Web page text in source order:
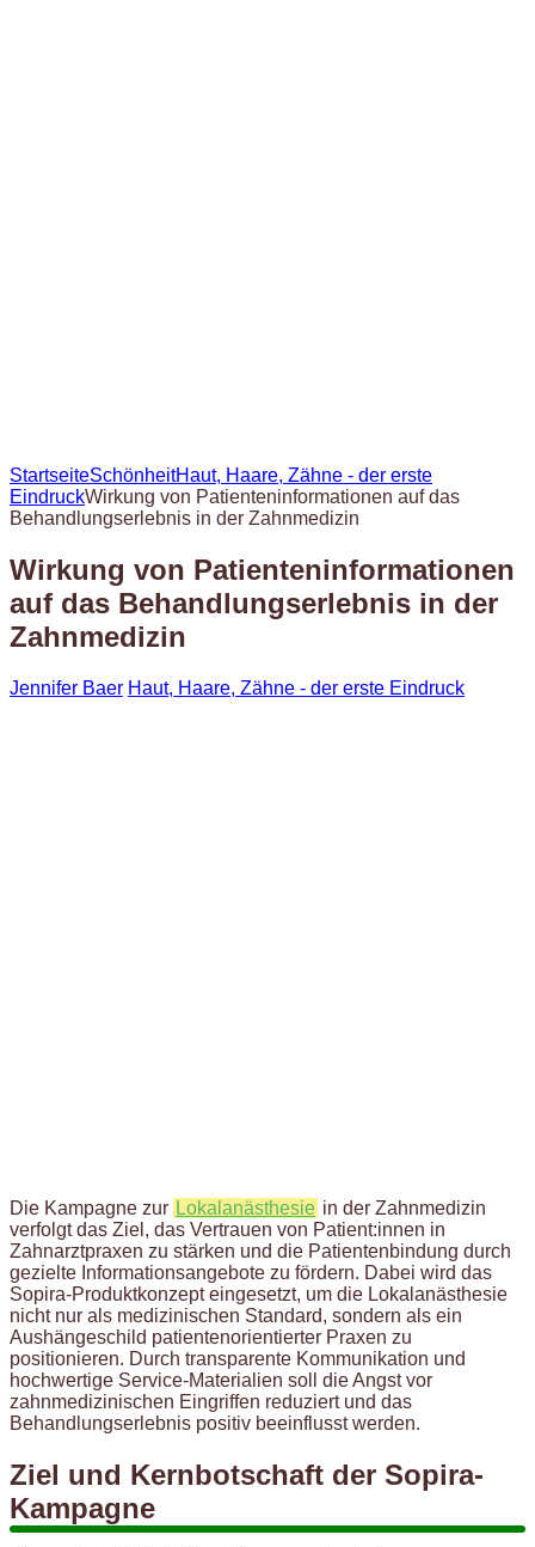
StartseiteSchönheitHaut, Haare, Zähne - der erste
EindruckWirkung von Patienteninformationen auf das
Behandlungserlebnis in der Zahnmedizin
Wirkung von Patienteninformationen
auf das Behandlungserlebnis in der
Zahnmedizin
Jennifer Baer Haut, Haare, Zähne - der erste Eindruck
Die Kampagne zur Lokalanästhesie in der Zahnmedizin
verfolgt das Ziel, das Vertrauen von Patient:innen in
Zahnarztpraxen zu stärken und die Patientenbindung durch
gezielte Informationsangebote zu fördern. Dabei wird das
Sopira-Produktkonzept eingesetzt, um die Lokalanästhesie
nicht nur als medizinischen Standard, sondern als ein
Aushängeschild patientenorientierter Praxen zu
positionieren. Durch transparente Kommunikation und
hochwertige Service-Materialien soll die Angst vor
zahnmedizinischen Eingriffen reduziert und das
Behandlungserlebnis positiv beeinflusst werden.
Ziel und Kernbotschaft der Sopira-
Kampagne